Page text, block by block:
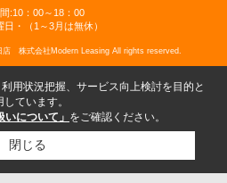
:10：00～18：00
・（1～3月は無休）
株式会社Modern Leasing All rights reserved.
用状況把握、サービス向上検討を目的と
ています。
いについて」 をご確認ください。
閉じる